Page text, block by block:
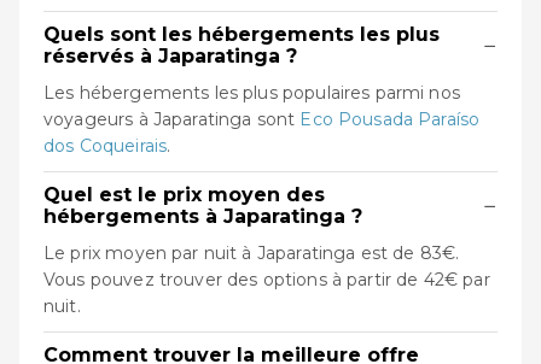
Quels sont les hébergements les plus
réservés à Japaratinga ?
−
Les hébergements les plus populaires parmi nos
voyageurs à Japaratinga sont Eco Pousada Paraíso
dos Coqueirais.
Quel est le prix moyen des
hébergements à Japaratinga ?
−
Le prix moyen par nuit à Japaratinga est de 83€.
Vous pouvez trouver des options à partir de 42€ par
nuit.
Comment trouver la meilleure offre